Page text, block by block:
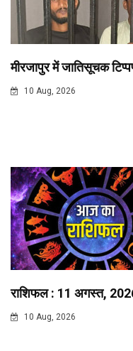
मीरजापुर में जातिसूचक
10 Aug, 2026
राशिफल : 11 अगस्त,
10 Aug, 2026